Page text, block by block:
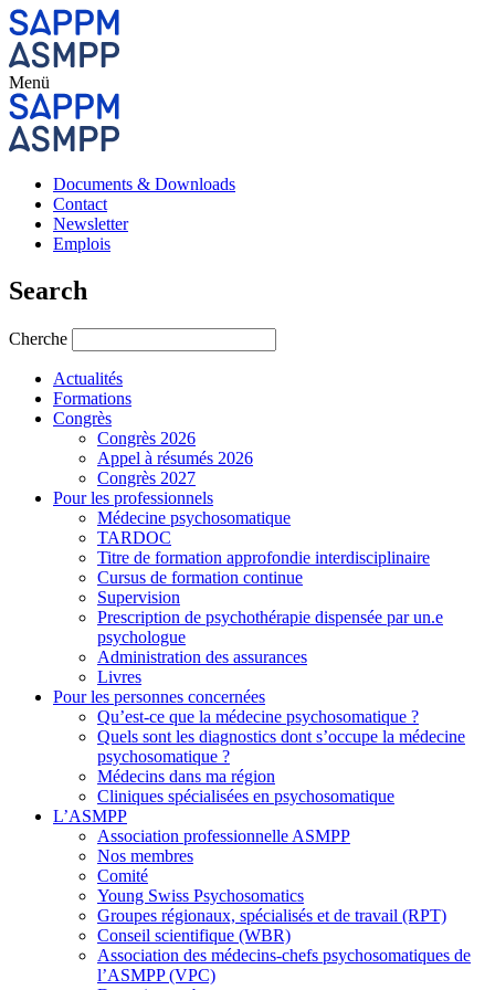
Menü
Documents & Downloads
Contact
Newsletter
Emplois
Search
Cherche
Actualités
Formations
Congrès
Congrès 2026
Appel à résumés 2026
Congrès 2027
Pour les professionnels
Médecine psychosomatique
TARDOC
Titre de formation approfondie interdisciplinaire
Cursus de formation continue
Supervision
Prescription de psychothérapie dispensée par un.e
psychologue
Administration des assurances
Livres
Pour les personnes concernées
Qu’est-ce que la médecine psychosomatique ?
Quels sont les diagnostics dont s’occupe la médecine
psychosomatique ?
Médecins dans ma région
Cliniques spécialisées en psychosomatique
L’ASMPP
Association professionnelle ASMPP
Nos membres
Comité
Young Swiss Psychosomatics
Groupes régionaux, spécialisés et de travail (RPT)
Conseil scientifique (WBR)
Association des médecins-chefs psychosomatiques de
l’ASMPP (VPC)